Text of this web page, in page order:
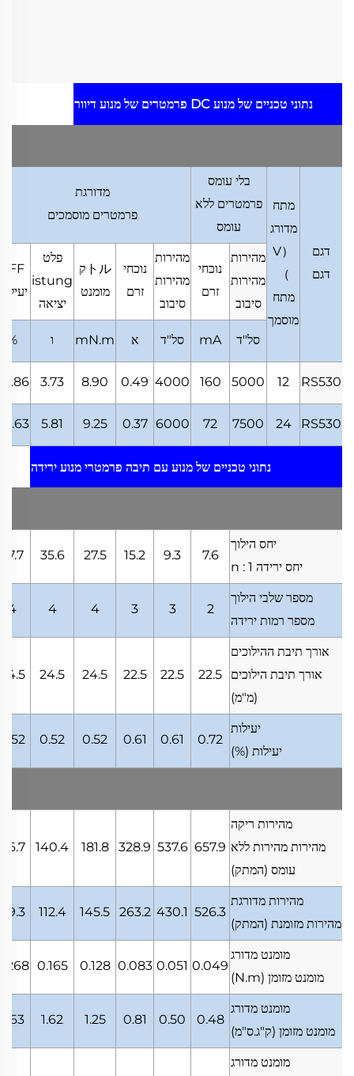
נתוני טכניים של מנוע DC פרמטרים של מנוע דיוור
דגם
דגם
מתח
מדורג
（
V
）
מתח
מוסמך
בלי עומס
פרמטרים ללא
עומס
מדורגת
פרמטרים מוסמכים
מהירות
מהירות
סיבוב
נוכחי
זרם
מהירות
מהירות
סיבוב
נוכחי
זרם
トルק
מומנט
פלט
istung
יציאה
EFF
סל"ד mA סל"ד א mN.m ו %
RS530
12
5000
160
4000
0.49
8.90
3.73
RS530
24
7500
72
6000
0.37
9.25
5.81
נתוני טכניים של מנוע עם תיבה פרמטרי מנוע ירידה
יחס הילוך
יחס ירידה n : 1
7.6
9.3
15.2
27.5
35.6
57.7
מספר שלבי הילוך
מספר רמות ירידה
2
3
3
4
4
4
אורך תיבת ההילוכים
אורך תיבת הילוכים
(מ"מ)
22.5
22.5
22.5
24.5
24.5
24.5
יעילות
יעילות (%)
0.72
0.61
0.61
0.52
0.52
0.52
מהירות ריקה
מהירות מהירות ללא
עומס (המתק)
657.9
537.6
328.9
181.8
140.4
86.7
מהירות מדורגת
מהירות מזומנת (המתק)
526.3
430.1
263.2
145.5
112.4
69.3
מומנט מדורג
מומנט מזומן (N.m)
0.049
0.051
0.083
0.128
0.165
מומנט מדורג
מומנט מזומן (ק"ג.ס"מ)
0.48
0.50
0.81
1.25
1.62
2.63
מומנט מדורג